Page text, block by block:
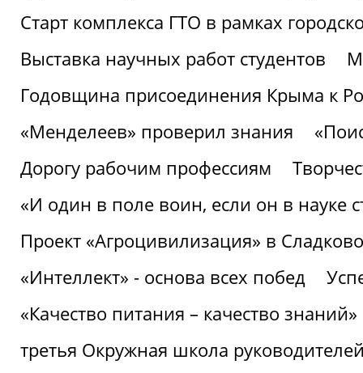
Старт комплекса ГТО в рамках
Выставка научных работ студентов
Годовщина присоединения Крыма к
«Менделеев» проверил знания
Дорогу рабочим профессиям
«И один в поле воин, если он в науке
Проект «Агроцивилизация» в Сладково
«Интеллект» - основа всех побед
«Качество питания – качество знаний»
третья Окружная школа